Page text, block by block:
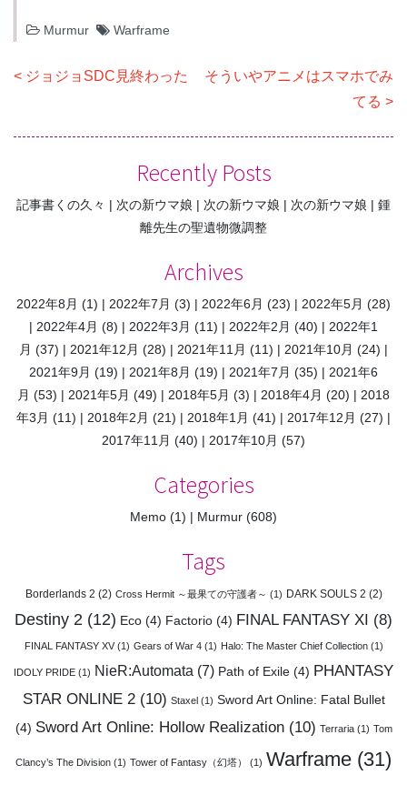
Murmur Warframe
投
ナ
ー
ン
ジョジョSDC見終わった
そういやアニメはスマホでみ
てる
Recently Posts
記事書くの久々 次の新ウマ娘 次の新ウマ娘 次の新ウマ娘
鍾
離先生の聖遺物微調整
Archives
2022年8月 (1) 2022年7月 (3) 2022年6月 (23) 2022年5月 (28)
2022年4月 (8) 2022年3月 (11) 2022年2月 (40)
2022年1
月 (37) 2021年12月 (28) 2021年11月 (11) 2021年10月 (24)
2021年9月 (19) 2021年8月 (19) 2021年7月 (35)
2021年6
月 (53) 2021年5月 (49) 2018年5月 (3) 2018年4月 (20)
2018
年3月 (11) 2018年2月 (21) 2018年1月 (41) 2017年12月 (27)
2017年11月 (40) 2017年10月 (57)
Categories
Memo (1) Murmur (608)
Tags
Borderlands 2 (2) Cross Hermit ～最果ての守護者～ (1) DARK SOULS 2 (2)
Destiny 2 (12) Eco (4) Factorio (4) FINAL FANTASY XI (8)
FINAL FANTASY XV(1) Gears of War 4(1) Halo: The Master Chief Collection(1)
IDOLY PRIDE (1) NieR:Automata (7) Path of Exile (4) PHANTASY
STAR ONLINE 2(10) Staxel(1) Sword Art Online: Fatal Bullet
(4) Sword Art Online: Hollow Realization(10) Terraria(1) Tom
Clancy’s The Division (1) Tower of Fantasy（幻塔） (1) Warframe (31)